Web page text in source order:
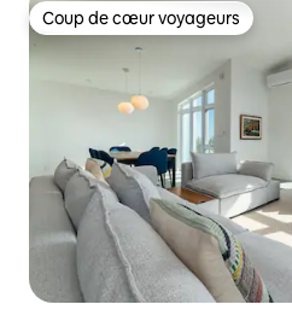
Coup de cœur voyageurs
Coup de cœur voyageurs